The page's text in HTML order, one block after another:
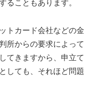
ることもあります。
トカード会社などの金
所からの要求によって
てきますから、申立て
しても、それほど問題